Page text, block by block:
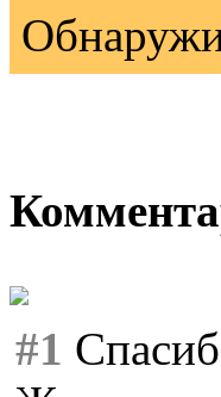
#1